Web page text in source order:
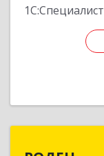
1С:Специалист